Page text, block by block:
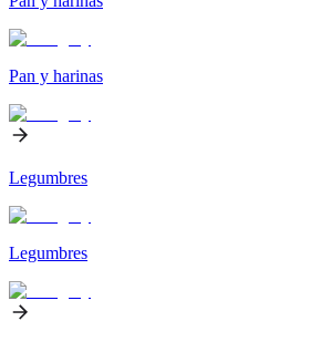
Pan y harinas
Legumbres
Legumbres